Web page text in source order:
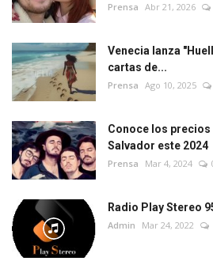
Prensa Abr 21, 2026
Venecia lanza
cartas de...
Prensa Ago 10, 2025
Conoce los precios
Salvador este 2024
Prensa Mar 4, 2024
Radio Play Stereo
Admin Mar 24, 2022